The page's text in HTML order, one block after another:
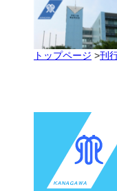
トップページ >刊